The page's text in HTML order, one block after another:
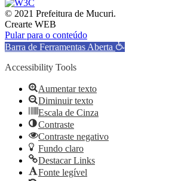
© 2021 Prefeitura de Mucuri.
Crearte WEB
Pular para o conteúdo
Barra de Ferramentas Aberta
Accessibility Tools
Aumentar texto
Diminuir texto
Escala de Cinza
Contraste
Contraste negativo
Fundo claro
Destacar Links
Fonte legível